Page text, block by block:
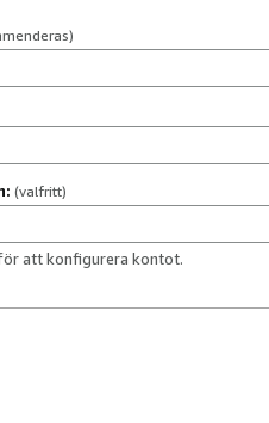
(valfritt)
att konfigurera kontot.